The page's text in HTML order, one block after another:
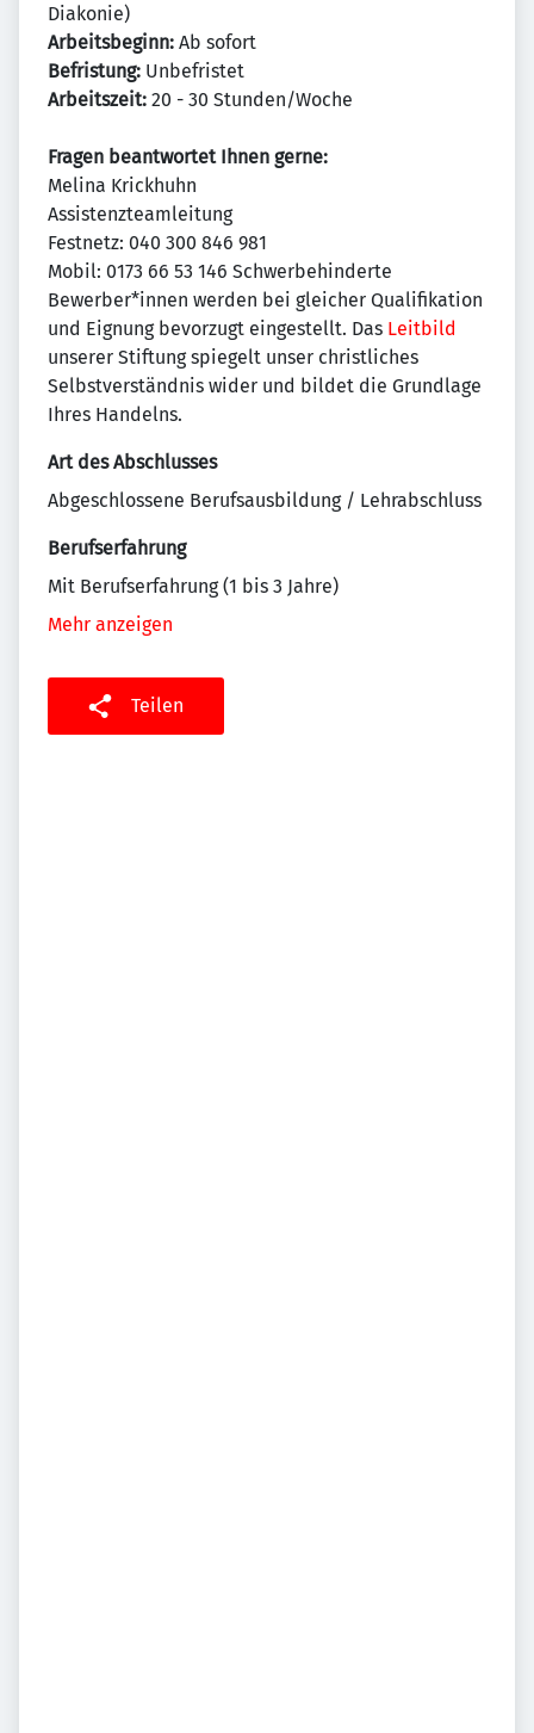
Diakonie)
Arbeitsbeginn: Ab sofort
Befristung: Unbefristet
Arbeitszeit: 20 - 30 Stunden/Woche
Fragen beantwortet Ihnen gerne:
Melina Krickhuhn
Assistenzteamleitung
Festnetz: 040 300 846 981
Mobil: 0173 66 53 146 Schwerbehinderte
Bewerber*innen werden bei gleicher Qualifikation
und Eignung bevorzugt eingestellt. Das Leitbild
unserer Stiftung spiegelt unser christliches
Selbstverständnis wider und bildet die Grundlage
Ihres Handelns.
Art des Abschlusses
Abgeschlossene Berufsausbildung / Lehrabschluss
Berufserfahrung
Mit Berufserfahrung (1 bis 3 Jahre)
Mehr anzeigen
Teilen